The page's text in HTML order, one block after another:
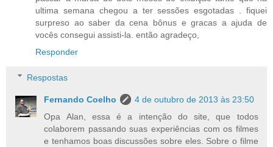
ultima semana chegou a ter sessões esgotadas . fiquei
surpreso ao saber da cena bônus e gracas a ajuda de
vocês consegui assisti-la. então agradeço,
Responder
Respostas
Fernando Coelho
4 de outubro de 2013 às 23:50
Opa Alan, essa é a intenção do site, que todos
colaborem passando suas experiências com os filmes
e tenhamos boas discussões sobre eles. Sobre o filme